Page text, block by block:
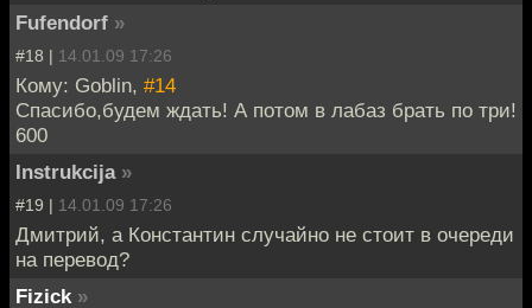
Fufendorf »
#18 | 14.01.09 17:26
Кому: Goblin, #14
Спасибо,будем ждать! А потом в лабаз брать по три!
600
Instrukcija »
#19 | 14.01.09 17:26
Дмитрий, а Константин случайно не стоит в очереди
на перевод?
Fizick »